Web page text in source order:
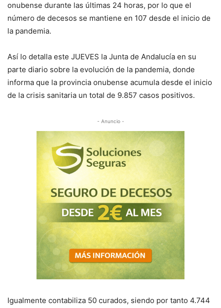
onubense durante las últimas 24 horas, por lo que el
número de decesos se mantiene en 107 desde el inicio de
la pandemia.
Así lo detalla este JUEVES la Junta de Andalucía en su
parte diario sobre la evolución de la pandemia, donde
informa que la provincia onubense acumula desde el inicio
de la crisis sanitaria un total de 9.857 casos positivos.
- Anuncio -
Igualmente contabiliza 50 curados, siendo por tanto 4.744